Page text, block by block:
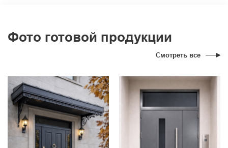
Фото готовой продукции
Смотреть все